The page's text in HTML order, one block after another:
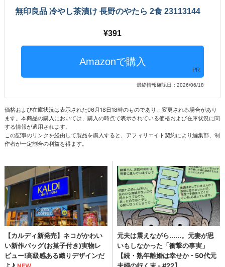
無印良品 冷やし茶漬け 長野のやたら 2食 23113144
391
PR
最終情報確認日：2026/06/18
価格および在庫状況は表示された06月18日18時のものであり、変更される場合があり
ます。本商品の購入においては、購入の時点で表示されている価格および在庫状況に関
する情報が適用されます。
この記事のリンクを経由して製品を購入すると、アフィリエイト契約により編集部、制
作者が一定割合の利益を得ます。